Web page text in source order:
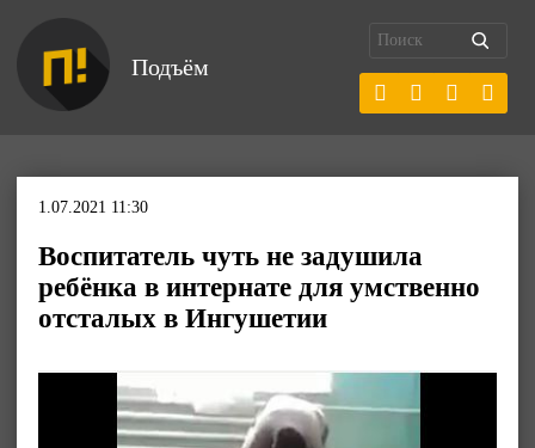
Подъём
1.07.2021 11:30
Воспитатель чуть не задушила
ребёнка в интернате для умственно
отсталых в Ингушетии